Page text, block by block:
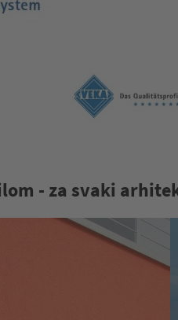
- za svaki